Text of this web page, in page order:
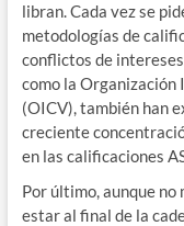
libran. Cada vez se
metodologías de
conflictos de
como la Organización
(OICV), también han
creciente
en las calificaciones
Por último, aunque no
estar al final de la